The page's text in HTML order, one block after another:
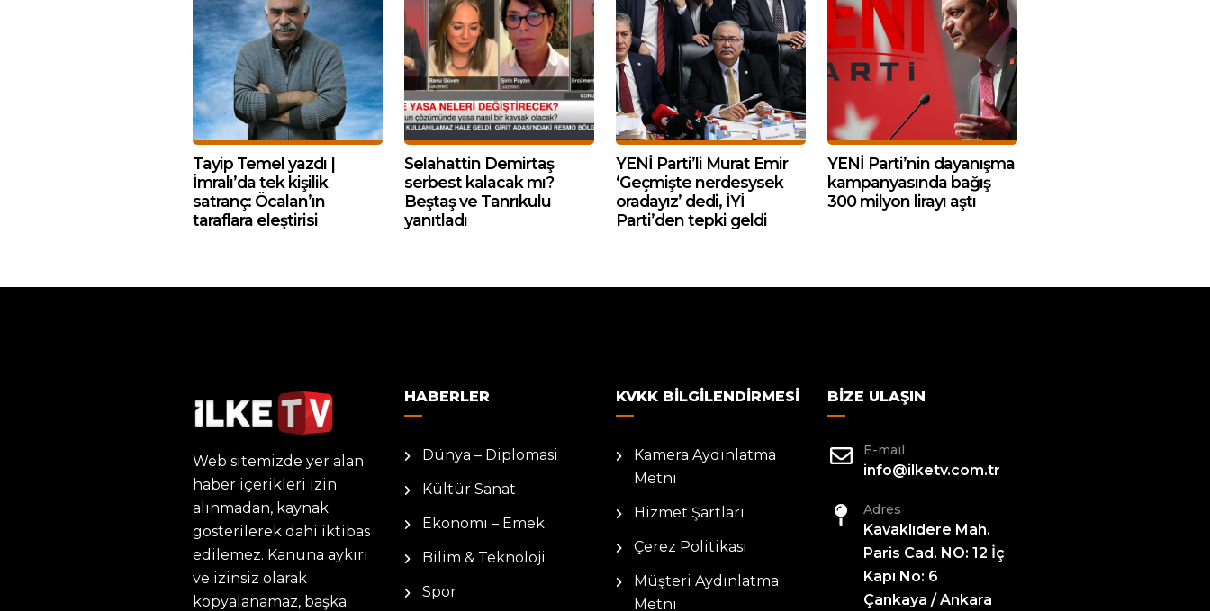
Tayip Temel yazdı |
İmralı’da tek kişilik
satranç: Öcalan’ın
taraflara eleştirisi
Selahattin Demirtaş
serbest kalacak mı?
Beştaş ve Tanrıkulu
yanıtladı
YENİ Parti’li Murat Emir
‘Geçmişte nerdesysek
oradayız’ dedi, İYİ
Parti’den tepki geldi
YENİ Parti’nin dayanışma
kampanyasında bağış
300 milyon lirayı aştı
Web sitemizde yer alan
haber içerikleri izin
alınmadan, kaynak
gösterilerek dahi iktibas
edilemez. Kanuna aykırı
ve izinsiz olarak
kopyalanamaz, başka
HABERLER
Dünya – Diplomasi
Kültür Sanat
Ekonomi – Emek
Bilim & Teknoloji
Spor
KVKK BILGILENDIRMESI
Kamera Aydınlatma
Metni
Hizmet Şartları
Çerez Politikası
Müşteri Aydınlatma
Metni
BIZE ULAŞIN
E-mail
info@ilketv.com.tr
Adres
Kavaklıdere Mah.
Paris Cad. NO: 12 İç
Kapı No: 6
Çankaya / Ankara